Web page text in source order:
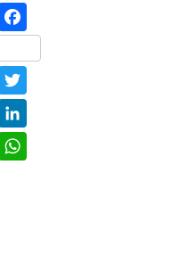
Facebook
Twitter
LinkedIn
WhatsApp